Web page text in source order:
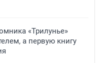
«Трилунье»
а первую книгу